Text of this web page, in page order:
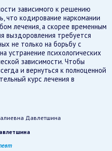
зависимого к решению
что кодирование наркомании
лечения, а скорее временным
выздоровления требуется
не только на борьбу с
устранение психологических
зависимости. Чтобы
и вернуться к полноценной
курс лечения в